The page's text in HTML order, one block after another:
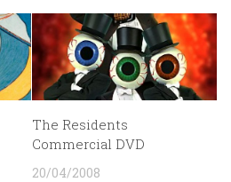
The Residents
Commercial DVD
20/04/2008